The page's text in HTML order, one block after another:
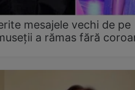
mesajele vechi de pe
a rămas fără